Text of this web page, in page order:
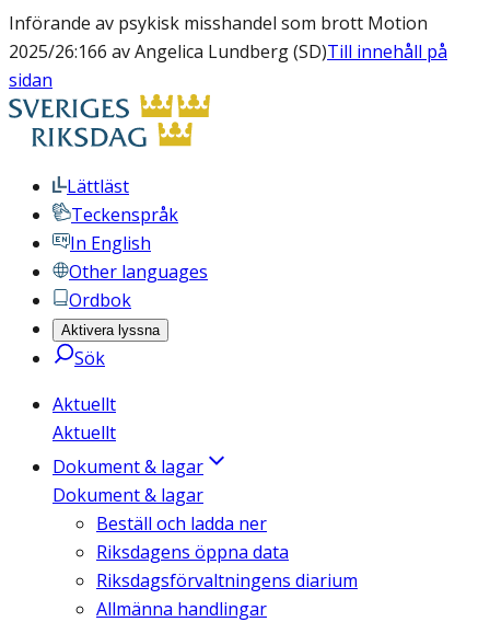
Införande av psykisk misshandel som brott Motion
2025/26:166 av Angelica Lundberg (SD)Till innehåll på
sidan
Lättläst
Teckenspråk
In English
Other languages
Ordbok
Aktivera lyssna
Sök
Aktuellt
Aktuellt
Dokument & lagar
Dokument & lagar
Beställ och ladda ner
Riksdagens öppna data
Riksdagsförvaltningens diarium
Allmänna handlingar